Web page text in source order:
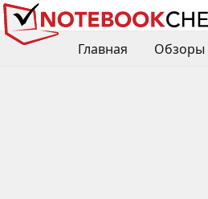
Главная Обзоры